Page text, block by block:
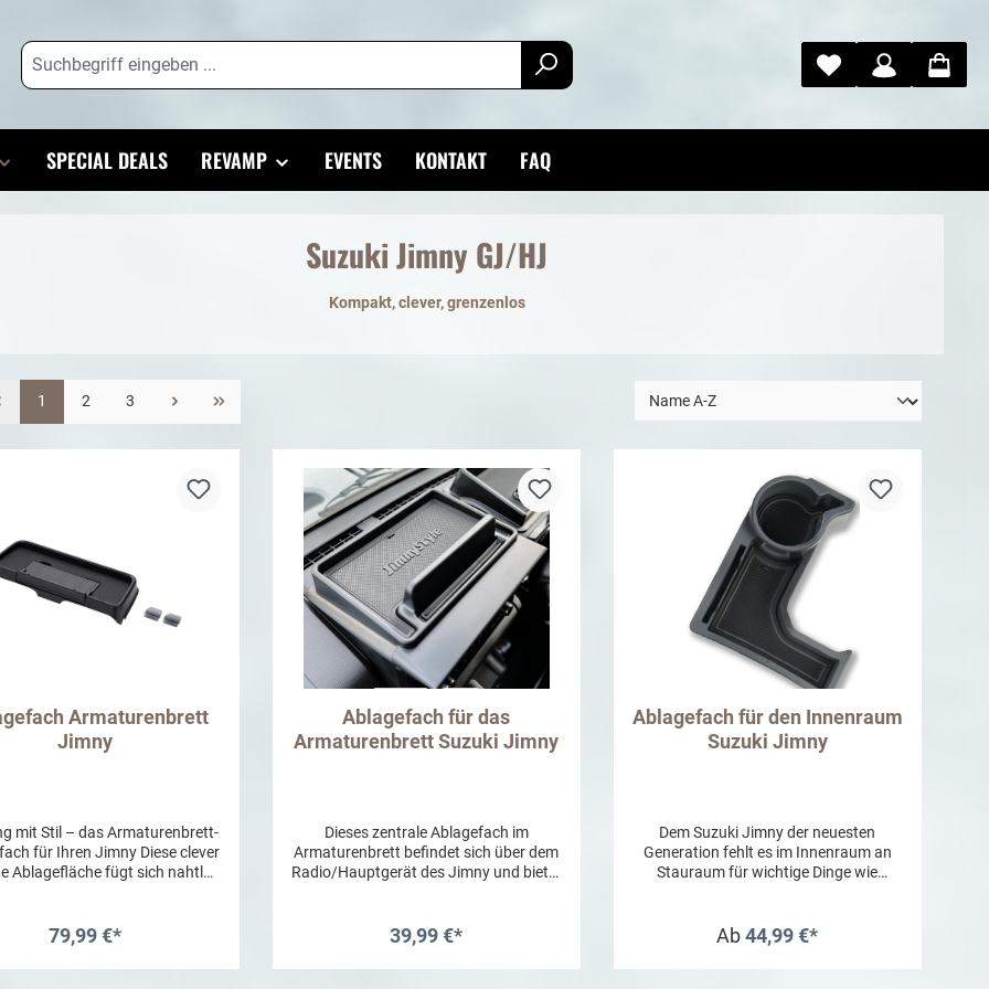
SPECIAL DEALS REVAMP EVENTS KONTAKT FAQ
Suzuki Jimny GJ/HJ
Kompakt, clever, grenzenlos
1 2 3
Armaturenbrett
Jimny
mit Stil – das Armaturenbrett-
für Ihren Jimny Diese clever
Ablagefläche fügt sich nahtlos
Stauraum genau dort, wo
brauchen: in direkter Griffnähe.
für Schlüssel, Sonnenbrille,
79,99 €*
Ablagefach für das
Armaturenbrett Suzuki Jimny
Dieses zentrale Ablagefach im
Armaturenbrett befindet sich über dem
Radio/Hauptgerät des Jimny und bietet
Kopfhörer, etc eignet. Die mitgelieferte
Antirutschmatte der Marke
JIMNYSTYLE hilft dabei, das
39,99 €*
Ablagefach für den Innenraum
Suzuki Jimny
Dem Suzuki Jimny der neuesten
Generation fehlt es im Innenraum an
Stauraum für wichtige Dinge wie
die Mittelkonsole ist eine nützliche
Lösung die Ihrem Jimny mehr
Ab44,99 €*